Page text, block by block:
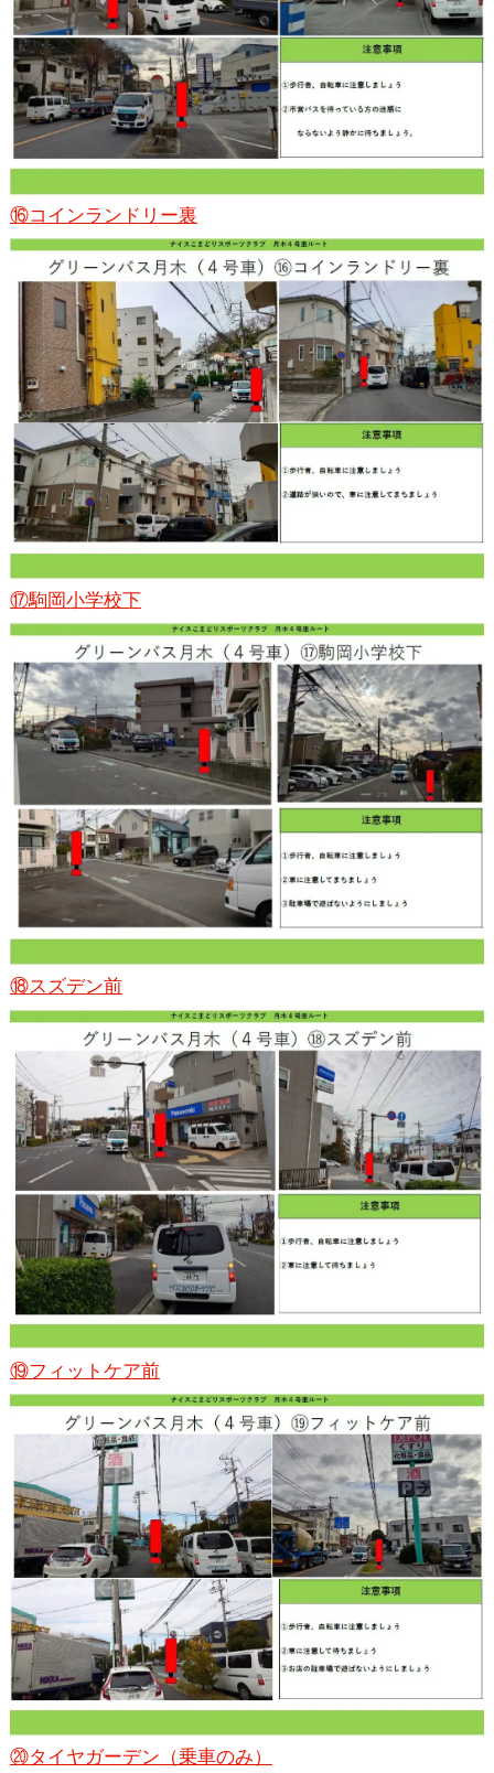
⑯コインランドリー裏
⑰駒岡小学校下
⑱スズデン前
⑲フィットケア前
⑳タイヤガーデン（乗車のみ）